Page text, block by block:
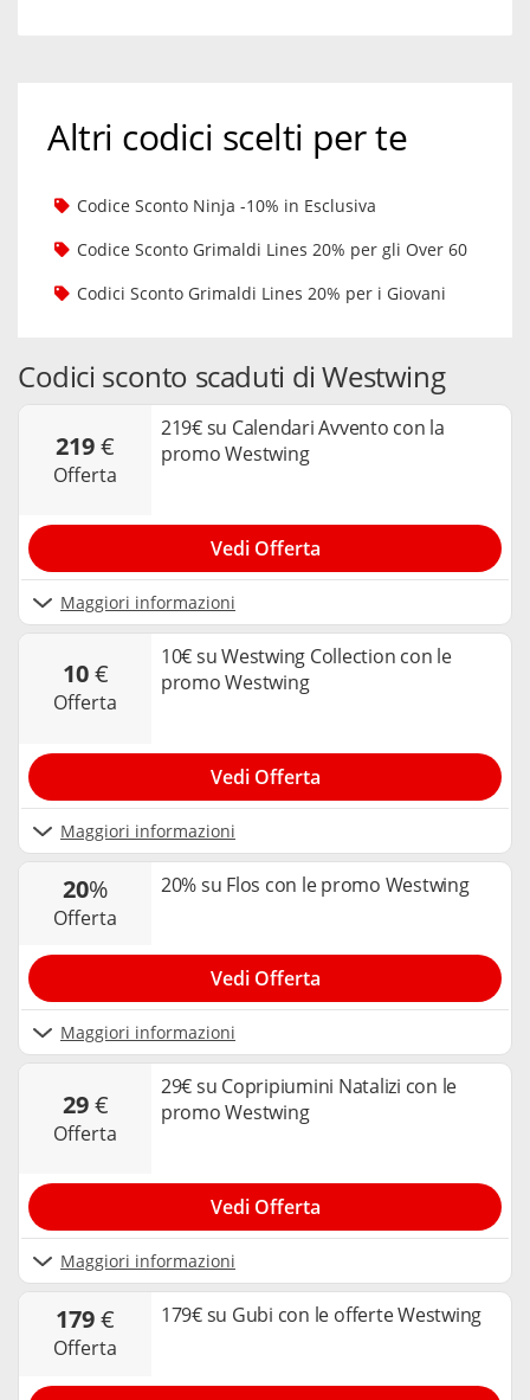
Altri codici scelti per te
Codice Sconto Ninja -10% in Esclusiva
Codice Sconto Grimaldi Lines 20% per gli Over 60
Codici Sconto Grimaldi Lines 20% per i Giovani
Codici sconto scaduti di Westwing
219€
offerta
219€ su Calendari Avvento con la
promo Westwing
Maggiori informazioni
Vedi Offerta
10€
offerta
10€ su Westwing Collection con le
promo Westwing
Maggiori informazioni
Vedi Offerta
20%
offerta
20% su Flos con le promo Westwing
Maggiori informazioni
Vedi Offerta
29€
offerta
29€ su Copripiumini Natalizi con le
promo Westwing
Maggiori informazioni
Vedi Offerta
179€
offerta
179€ su Gubi con le offerte Westwing